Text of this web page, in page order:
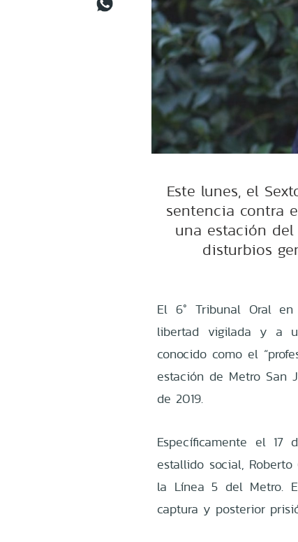
Este lunes, el
sentencia contra
una estación
disturbios
El 6° Tribunal Oral
libertad vigilada y a
conocido como el
estación de Metro San
de 2019.
Específicamente el
estallido social,
la Línea 5 del Metro.
captura y posterior